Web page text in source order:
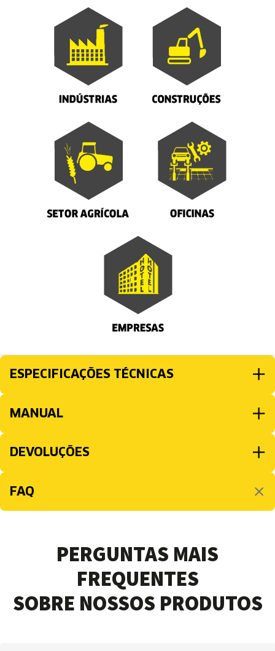
ESPECIFICAÇÕES TÉCNICAS
MANUAL
DEVOLUÇÕES
FAQ
PERGUNTAS MAIS
FREQUENTES
SOBRE NOSSOS PRODUTOS